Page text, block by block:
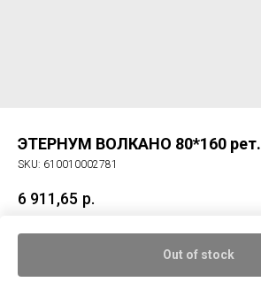
ЭТЕРНУМ ВОЛКАНО 80*160 рет.
SKU: 610010002781
6 911,65 р.
Out of stock
Керам. гранит ЭТЕРНУМ ВОЛКАНО 80*160 рет.